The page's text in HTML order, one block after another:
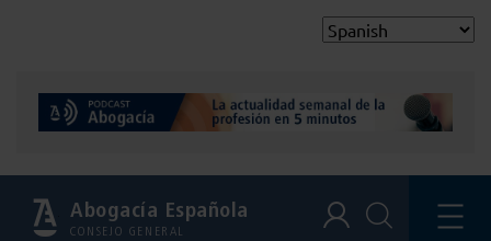
Abogacía Española
CONSEJO GENERAL